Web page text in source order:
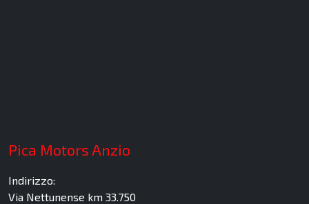
Pica Motors Anzio
Indirizzo:
Via Nettunense km 33.750